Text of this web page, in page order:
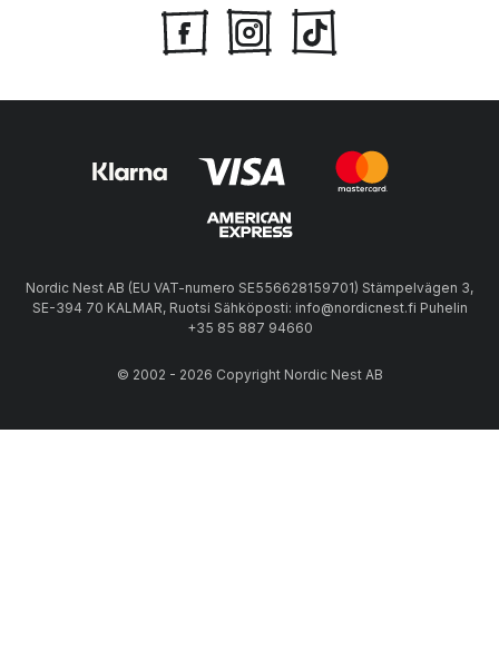
Nordic Nest AB (EU VAT-numero SE556628159701) Stämpelvägen 3,
SE-394 70 KALMAR, Ruotsi Sähköposti: info@nordicnest.fi Puhelin
+35 85 887 94660
© 2002 - 2026 Copyright Nordic Nest AB